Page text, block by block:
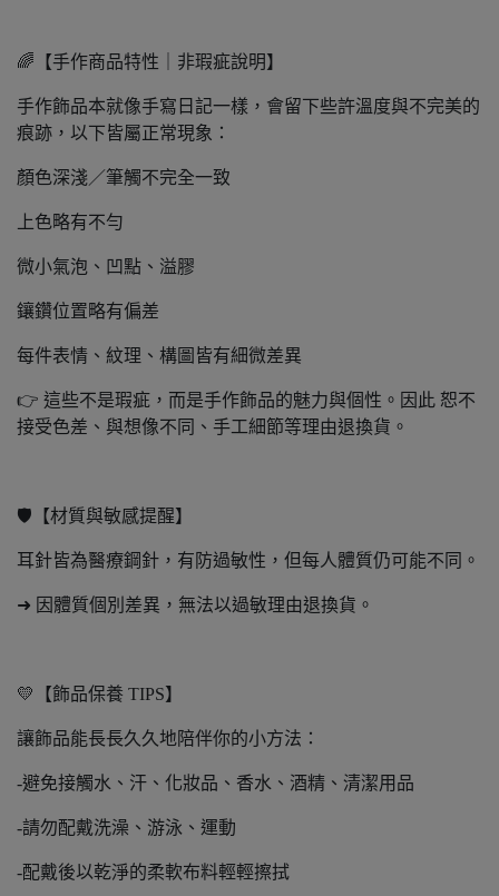
🌈【手作商品特性｜非瑕疵說明】
手作飾品本就像手寫日記一樣，會留下些許溫度與不完美的
痕跡，以下皆屬正常現象：
顏色深淺／筆觸不完全一致
上色略有不勻
微小氣泡、凹點、溢膠
鑲鑽位置略有偏差
每件表情、紋理、構圖皆有細微差異
👉 這些不是瑕疵，而是手作飾品的魅力與個性。因此 恕不
接受色差、與想像不同、手工細節等理由退換貨。
🛡️【材質與敏感提醒】
耳針皆為醫療鋼針，有防過敏性，但每人體質仍可能不同。
➜ 因體質個別差異，無法以過敏理由退換貨。
💛【飾品保養 TIPS】
讓飾品能長長久久地陪伴你的小方法：
-避免接觸水、汗、化妝品、香水、酒精、清潔用品
-請勿配戴洗澡、游泳、運動
-配戴後以乾淨的柔軟布料輕輕擦拭